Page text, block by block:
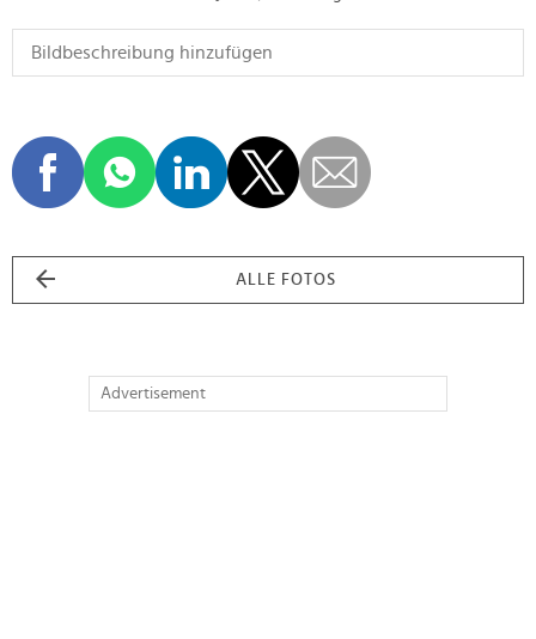
ALLE FOTOS
Advertisement